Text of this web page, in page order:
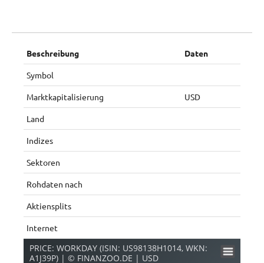
Beschreibung Daten
Symbol
Marktkapitalisierung USD
Land
Indizes
Sektoren
Rohdaten nach
Aktiensplits
Internet
PRICE: WORKDAY (ISIN: US98138H1014, WKN:
A1J39P) | © FINANZOO.DE | USD